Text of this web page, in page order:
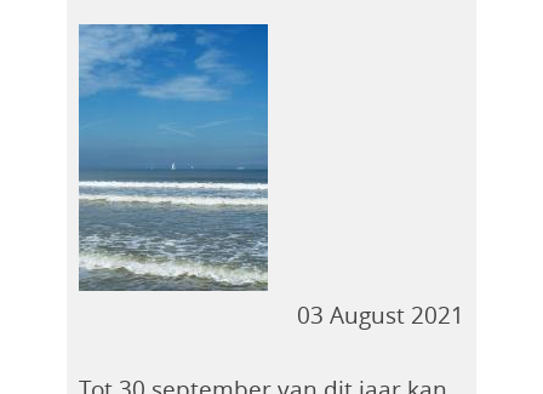
03 August 2021